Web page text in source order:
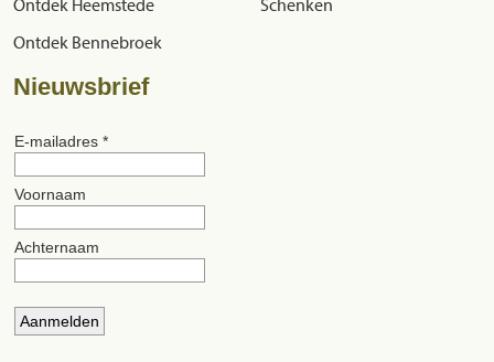
Ontdek Heemstede
Ontdek Bennebroek
Schenken
Nieuwsbrief